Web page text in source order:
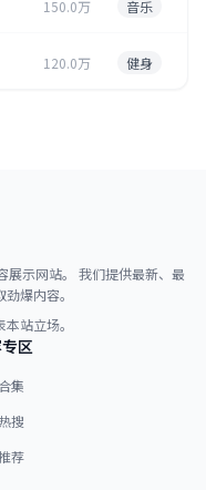
150.0万 音乐
120.0万 健身
展示网站。 我们提供最新、最
爆内容。
站立场。
区
集
搜
荐